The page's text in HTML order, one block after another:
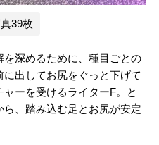
39枚
を深めるために、種目ごとの
出してお尻をぐっと下げて
ーを受けるライターF。と
、踏み込む足とお尻が安定